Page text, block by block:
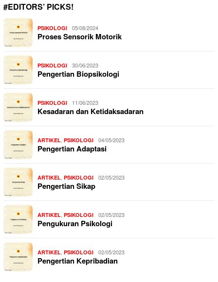
#EDITORS’ PICKS!
PSIKOLOGI 05/08/2024
Proses Sensorik Motorik
PSIKOLOGI 30/06/2023
Pengertian Biopsikologi
PSIKOLOGI 11/06/2023
Kesadaran dan Ketidaksadaran
ARTIKEL PSIKOLOGI 04/05/2023
Pengertian Adaptasi
ARTIKEL PSIKOLOGI 02/05/2023
Pengertian Sikap
ARTIKEL PSIKOLOGI 02/05/2023
Pengukuran Psikologi
ARTIKEL PSIKOLOGI 02/05/2023
Pengertian Kepribadian